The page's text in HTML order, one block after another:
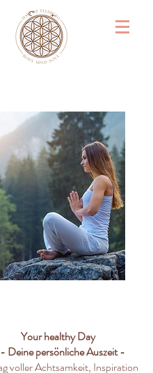
Start
Your healthy Day
Auszeit -
voller Achtsamkeit, Inspiration